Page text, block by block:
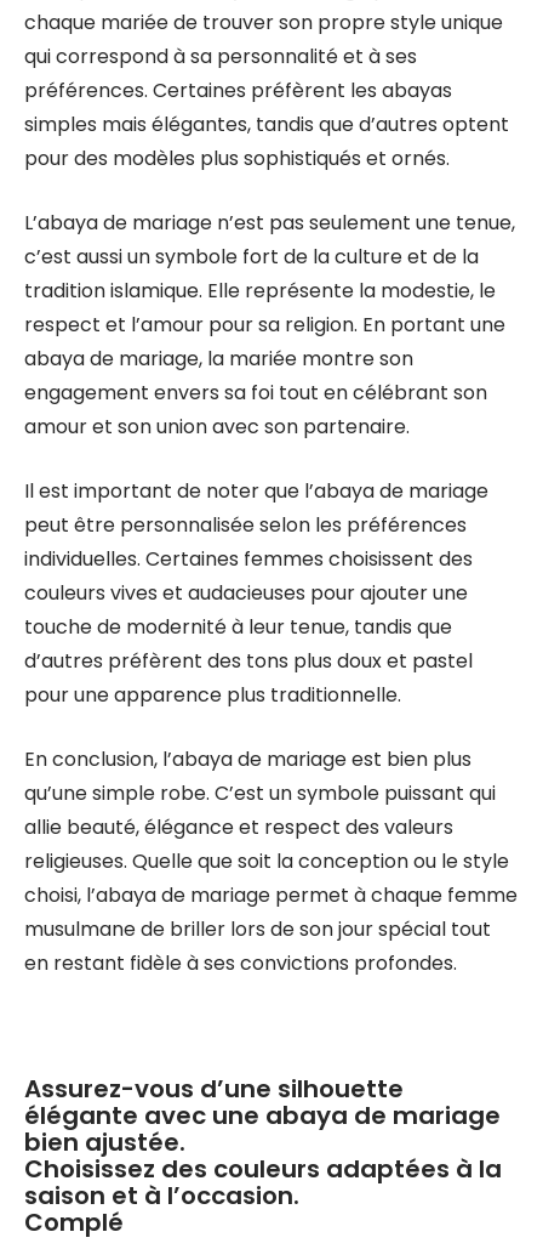
chaque mariée de trouver son propre style unique
qui correspond à sa personnalité et à ses
préférences. Certaines préfèrent les abayas
simples mais élégantes, tandis que d’autres optent
pour des modèles plus sophistiqués et ornés.
L’abaya de mariage n’est pas seulement une tenue,
c’est aussi un symbole fort de la culture et de la
tradition islamique. Elle représente la modestie, le
respect et l’amour pour sa religion. En portant une
abaya de mariage, la mariée montre son
engagement envers sa foi tout en célébrant son
amour et son union avec son partenaire.
Il est important de noter que l’abaya de mariage
peut être personnalisée selon les préférences
individuelles. Certaines femmes choisissent des
couleurs vives et audacieuses pour ajouter une
touche de modernité à leur tenue, tandis que
d’autres préfèrent des tons plus doux et pastel
pour une apparence plus traditionnelle.
En conclusion, l’abaya de mariage est bien plus
qu’une simple robe. C’est un symbole puissant qui
allie beauté, élégance et respect des valeurs
religieuses. Quelle que soit la conception ou le style
choisi, l’abaya de mariage permet à chaque femme
musulmane de briller lors de son jour spécial tout
en restant fidèle à ses convictions profondes.
Assurez-vous d’une silhouette
élégante avec une abaya de mariage
bien ajustée.
Choisissez des couleurs adaptées à la
saison et à l’occasion.
Complé